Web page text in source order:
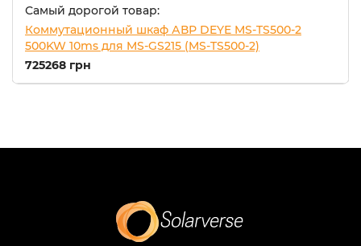
Самый дорогой товар:
Коммутационный шкаф АВР DEYE MS-TS500-2
500KW 10ms для MS-GS215 (MS-TS500-2)
725268 грн